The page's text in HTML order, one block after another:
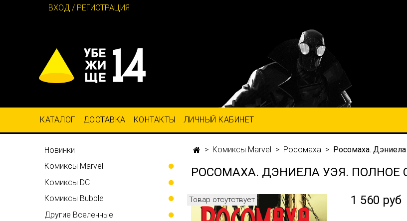
ВХОД / РЕГИСТРАЦИЯ
КАТАЛОГ ДОСТАВКА КОНТАКТЫ ЛИЧНЫЙ КАБИНЕТ
Комиксы Marvel Росомаха Росомаха.
РОСОМАХА. ДЭНИЕЛА УЭЯ. ПОЛНОЕ
Товар отсутствует 1 560 руб
Новинки
Комиксы Marvel
Комиксы DC
Комиксы Bubble
Другие Вселенные